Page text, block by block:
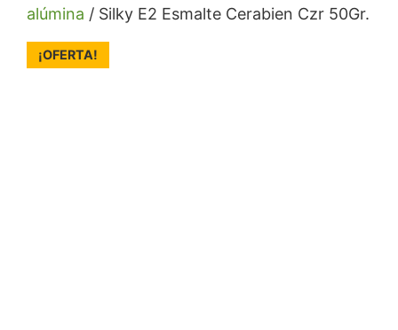
alúmina / Silky E2 Esmalte Cerabien Czr 50Gr.
¡OFERTA!